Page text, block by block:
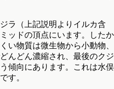
ラ（上記説明よりイルカ含
ッドの頂点にいます。したか
い物質は微生物から小動物、
んどん濃縮され、最後のクジ
傾向にあります。これは水俣
す。